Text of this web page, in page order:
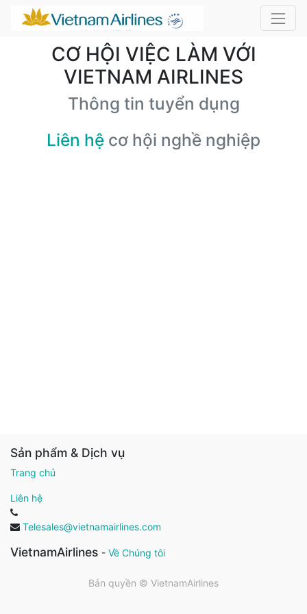
CƠ HỘI VIỆC LÀM VỚI
VIETNAM AIRLINES
Thông tin tuyển dụng
Liên hệ cơ hội nghề nghiệp
Sản phẩm & Dịch vụ
Trang chủ
Liên hệ
Telesales@vietnamairlines.com
VietnamAirlines - Về Chúng tôi
Bản quyền © VietnamAirlines